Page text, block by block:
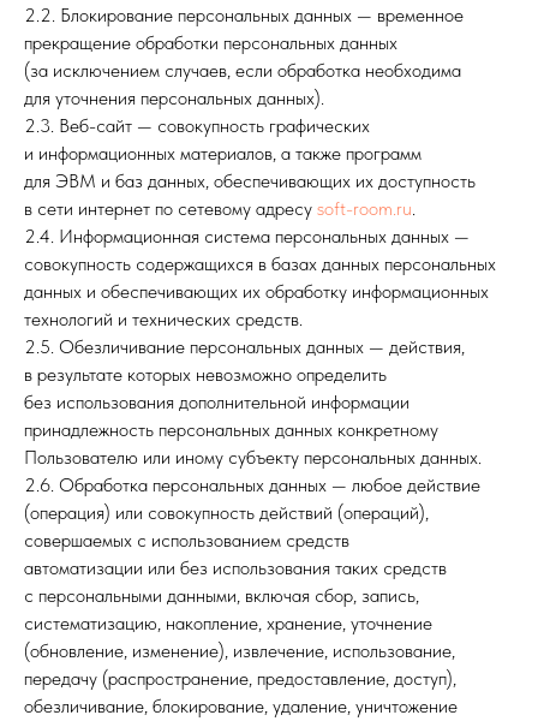
2.2. Блокирование персональных данных — временное
прекращение обработки персональных данных
(за исключением случаев, если обработка необходима
для уточнения персональных данных).
2.3. Веб-сайт — совокупность графических
и информационных материалов, а также программ
для ЭВМ и баз данных, обеспечивающих их доступность
в сети интернет по сетевому адресу soft-room.ru.
2.4. Информационная система персональных данных —
совокупность содержащихся в базах данных персональных
данных и обеспечивающих их обработку информационных
технологий и технических средств.
2.5. Обезличивание персональных данных — действия,
в результате которых невозможно определить
без использования дополнительной информации
принадлежность персональных данных конкретному
Пользователю или иному субъекту персональных данных.
2.6. Обработка персональных данных — любое действие
(операция) или совокупность действий (операций),
совершаемых с использованием средств
автоматизации или без использования таких средств
с персональными данными, включая сбор, запись,
систематизацию, накопление, хранение, уточнение
(обновление, изменение), извлечение, использование,
передачу (распространение, предоставление, доступ),
обезличивание, блокирование, удаление, уничтожение